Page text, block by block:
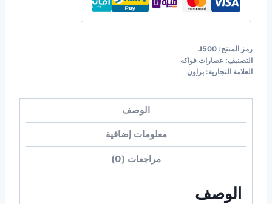
رمز المنتج: J500
التصنيف: عصارات فواكه
العلامة التجارية: براون
الوصف
معلومات إضافية
مراجعات (0)
الوصف